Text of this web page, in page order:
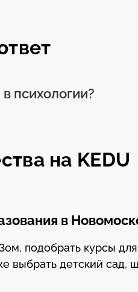
психологии?
на KEDU
в
подобрать курсы
выбрать детский сад,